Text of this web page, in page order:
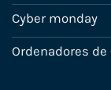
Cyber monday
Ordenadores